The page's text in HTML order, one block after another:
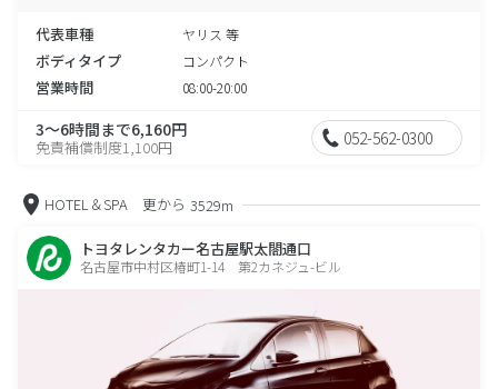
代表車種 ヤリス 等
ボディタイプ コンパクト
営業時間 08:00-20:00
3～6時間まで6,160円
免責補償制度1,100円 052-562-0300
HOTEL＆SPA 更から 3529m
トヨタレンタカー名古屋駅太閤通口
名古屋市中村区椿町1-14 第2カネジュ-ビル